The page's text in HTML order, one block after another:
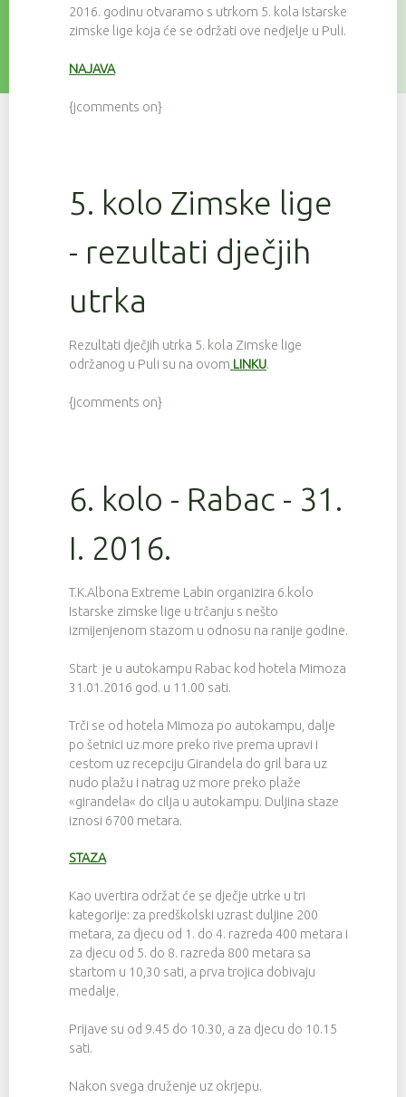
2016. godinu otvaramo s utrkom 5. kola Istarske
zimske lige koja će se održati ove nedjelje u Puli.
NAJAVA
{jcomments on}
5. kolo Zimske lige
- rezultati dječjih
utrka
Rezultati dječjih utrka 5. kola Zimske lige
održanog u Puli su na ovom LINKU.
{jcomments on}
6. kolo - Rabac - 31.
I. 2016.
T.K.Albona Extreme Labin organizira 6.kolo
Istarske zimske lige u trčanju s nešto
izmijenjenom stazom u odnosu na ranije godine.
Start je u autokampu Rabac kod hotela Mimoza
31.01.2016 god. u 11.00 sati.
Trči se od hotela Mimoza po autokampu, dalje
po šetnici uz more preko rive prema upravi i
cestom uz recepciju Girandela do gril bara uz
nudo plažu i natrag uz more preko plaže
«girandela« do cilja u autokampu. Duljina staze
iznosi 6700 metara.
STAZA
Kao uvertira održat će se dječje utrke u tri
kategorije: za predškolski uzrast duljine 200
metara, za djecu od 1. do 4. razreda 400 metara i
za djecu od 5. do 8. razreda 800 metara sa
startom u 10,30 sati, a prva trojica dobivaju
medalje.
Prijave su od 9.45 do 10.30, a za djecu do 10.15
sati.
Nakon svega druženje uz okrjepu.